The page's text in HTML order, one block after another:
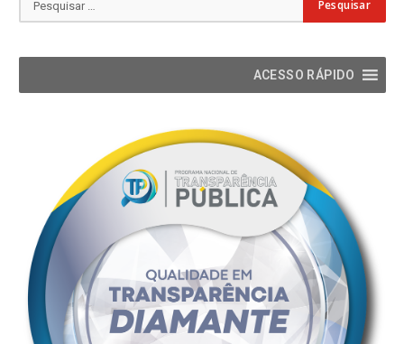
ACESSO RÁPIDO